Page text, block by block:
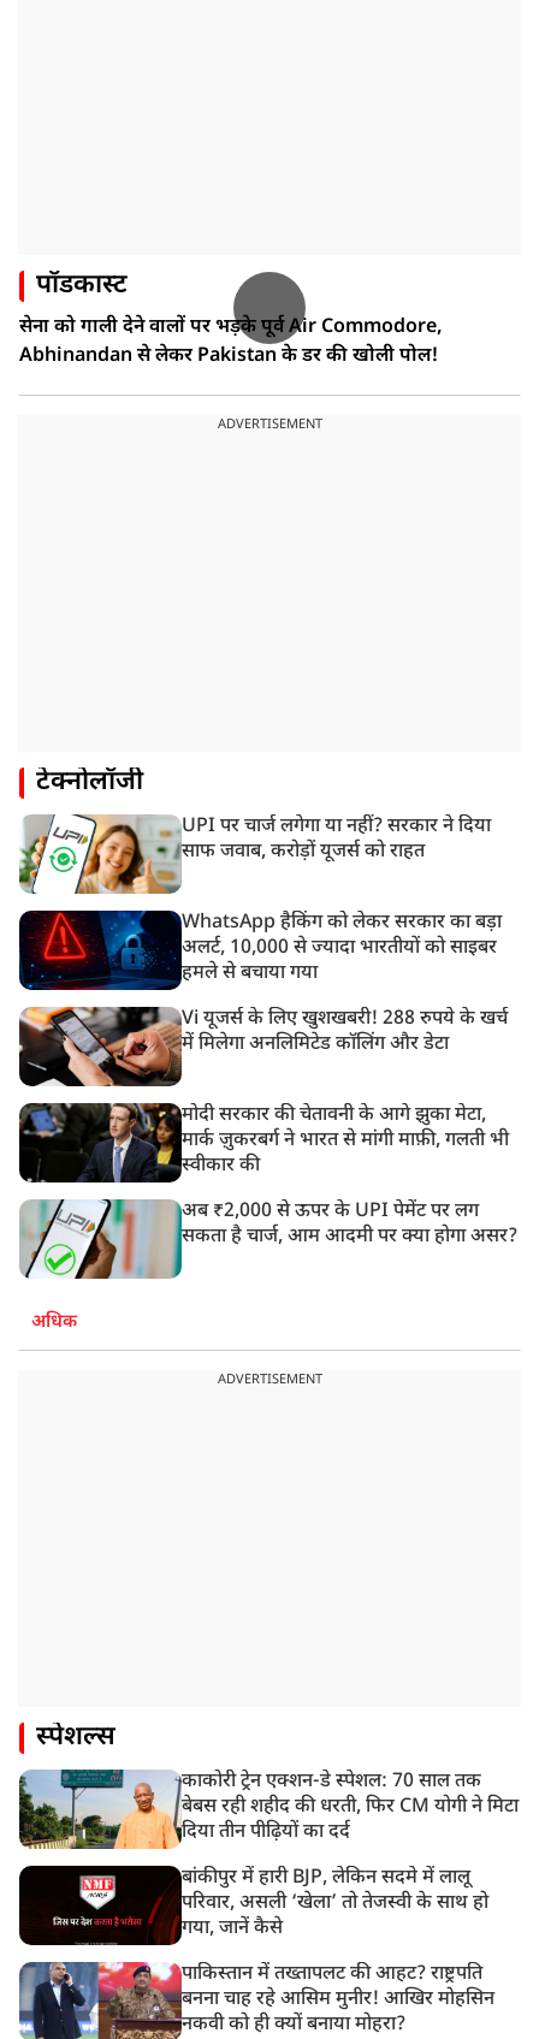
पॉडकास्ट
सेना को गाली देने वालों पर भड़के पूर्व Air Commodore,
Abhinandan से लेकर Pakistan के डर की खोली पोल!
ADVERTISEMENT
टेक्नोलॉजी
UPI पर चार्ज लगेगा या नहीं? सरकार ने दिया
साफ जवाब, करोड़ों यूजर्स को राहत
WhatsApp हैकिंग को लेकर सरकार का बड़ा
अलर्ट, 10,000 से ज्यादा भारतीयों को साइबर
हमले से बचाया गया
Vi यूजर्स के लिए खुशखबरी! 288 रुपये के खर्च
में मिलेगा अनलिमिटेड कॉलिंग और डेटा
मोदी सरकार की चेतावनी के आगे झुका मेटा,
मार्क ज़ुकरबर्ग ने भारत से मांगी माफ़ी, गलती भी
स्वीकार की
अब ₹2,000 से ऊपर के UPI पेमेंट पर लग
सकता है चार्ज, आम आदमी पर क्या होगा असर?
अधिक
ADVERTISEMENT
स्पेशल्स
काकोरी ट्रेन एक्शन-डे स्पेशल: 70 साल तक
बेबस रही शहीद की धरती, फिर CM योगी ने मिटा
दिया तीन पीढ़ियों का दर्द
बांकीपुर में हारी BJP, लेकिन सदमे में लालू
परिवार, असली ‘खेला’ तो तेजस्वी के साथ हो
गया, जानें कैसे
पाकिस्तान में तख्तापलट की आहट? राष्ट्रपति
बनना चाह रहे आसिम मुनीर! आखिर मोहसिन
नकवी को ही क्यों बनाया मोहरा?